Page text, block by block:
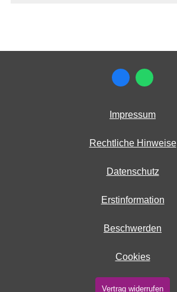
Impressum
Rechtliche Hinweise
Datenschutz
Erstinformation
Beschwerden
Cookies
Vertrag widerrufen